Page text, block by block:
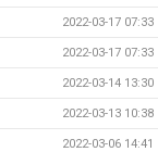
2022-03-17 07:33
2022-03-17 07:33
2022-03-14 13:30
2022-03-13 10:38
2022-03-06 14:41